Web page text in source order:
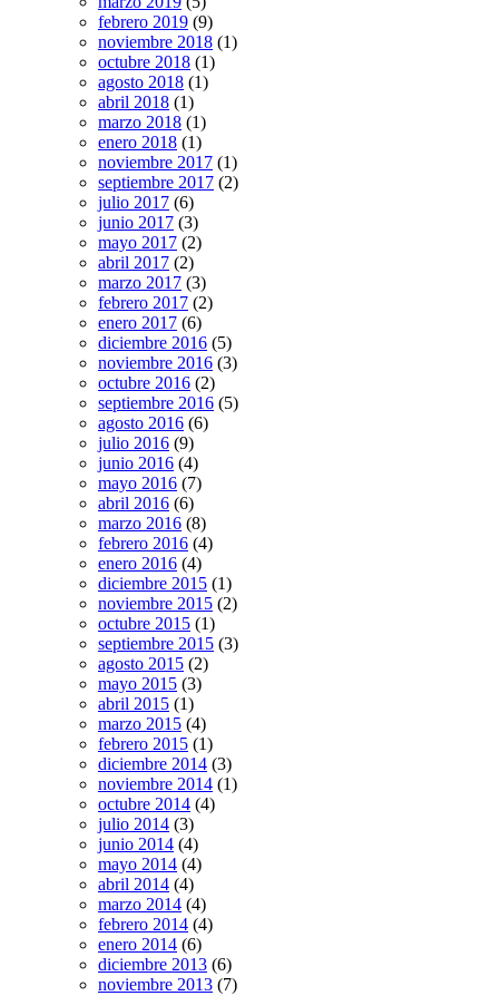
febrero 2019 (9)
noviembre 2018 (1)
octubre 2018 (1)
agosto 2018 (1)
abril 2018 (1)
marzo 2018 (1)
enero 2018 (1)
noviembre 2017 (1)
septiembre 2017 (2)
julio 2017 (6)
junio 2017 (3)
mayo 2017 (2)
abril 2017 (2)
marzo 2017 (3)
febrero 2017 (2)
enero 2017 (6)
diciembre 2016 (5)
noviembre 2016 (3)
octubre 2016 (2)
septiembre 2016 (5)
agosto 2016 (6)
julio 2016 (9)
junio 2016 (4)
mayo 2016 (7)
abril 2016 (6)
marzo 2016 (8)
febrero 2016 (4)
enero 2016 (4)
diciembre 2015 (1)
noviembre 2015 (2)
octubre 2015 (1)
septiembre 2015 (3)
agosto 2015 (2)
mayo 2015 (3)
abril 2015 (1)
marzo 2015 (4)
febrero 2015 (1)
diciembre 2014 (3)
noviembre 2014 (1)
octubre 2014 (4)
julio 2014 (3)
junio 2014 (4)
mayo 2014 (4)
abril 2014 (4)
marzo 2014 (4)
febrero 2014 (4)
enero 2014 (6)
diciembre 2013 (6)
noviembre 2013 (7)